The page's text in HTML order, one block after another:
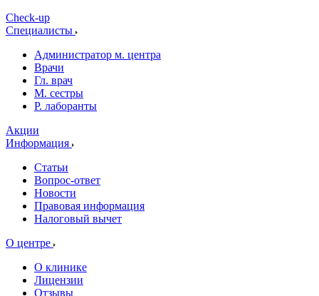
Cheсk-up
Специалисты
Администратор м. центра
Врачи
Гл. врач
М. сестры
Р. лаборанты
Акции
Информация
Статьи
Вопрос-ответ
Новости
Правовая информация
Налоговый вычет
О центре
О клинике
Лицензии
Отзывы